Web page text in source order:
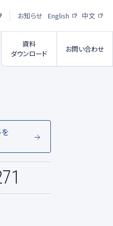
資料
ダウンロード
お問い合わせ
お知らせ English 中文
析サービス
ナー紹介